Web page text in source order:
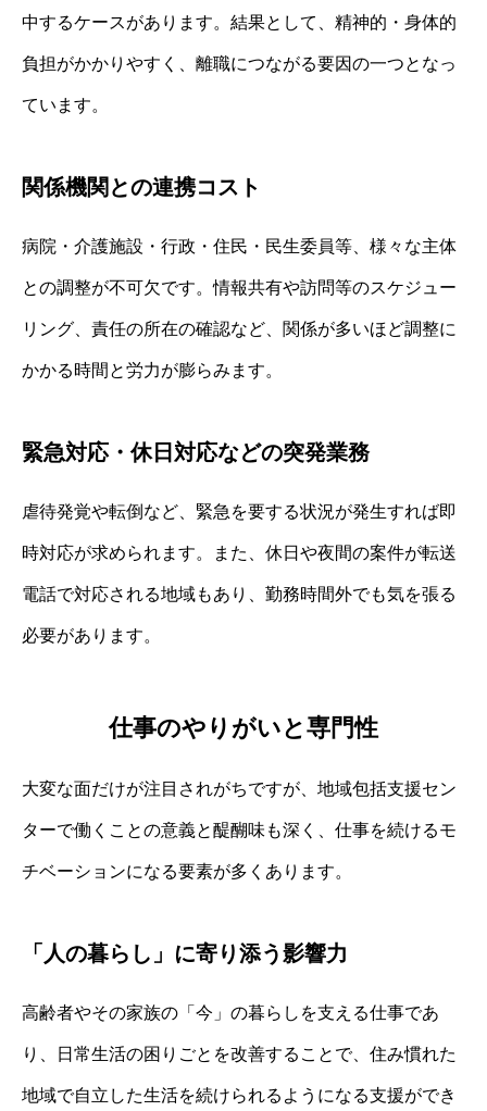
中するケースがあります。結果として、精神的・身体的
負担がかかりやすく、離職につながる要因の一つとなっ
ています。
関係機関との連携コスト
病院・介護施設・行政・住民・民生委員等、様々な主体
との調整が不可欠です。情報共有や訪問等のスケジュー
リング、責任の所在の確認など、関係が多いほど調整に
かかる時間と労力が膨らみます。
緊急対応・休日対応などの突発業務
虐待発覚や転倒など、緊急を要する状況が発生すれば即
時対応が求められます。また、休日や夜間の案件が転送
電話で対応される地域もあり、勤務時間外でも気を張る
必要があります。
仕事のやりがいと専門性
大変な面だけが注目されがちですが、地域包括支援セン
ターで働くことの意義と醍醐味も深く、仕事を続けるモ
チベーションになる要素が多くあります。
「人の暮らし」に寄り添う影響力
高齢者やその家族の「今」の暮らしを支える仕事であ
り、日常生活の困りごとを改善することで、住み慣れた
地域で自立した生活を続けられるようになる支援ができ